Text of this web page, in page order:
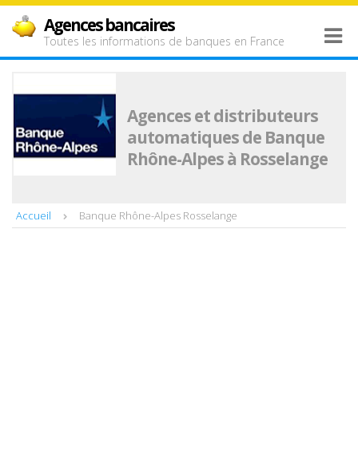
Agences bancaires
Toutes les informations de banques en France
Agences et distributeurs
automatiques de Banque
Rhône-Alpes à Rosselange
Accueil Banque Rhône-Alpes Rosselange